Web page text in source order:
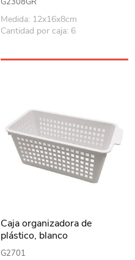
Medida: 12x16x8cm
Cantidad por caja: 6
Caja organizadora de
plástico, blanco
G2701